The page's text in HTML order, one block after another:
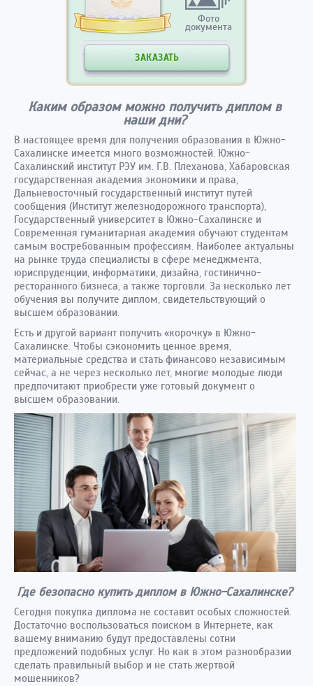
Фото
документа
ЗАКАЗАТЬ
Каким образом можно получить диплом в
наши дни?
В настоящее время для получения образования в Южно-
Сахалинске имеется много возможностей. Южно-
Сахалинский институт РЭУ им. Г.В. Плеханова, Хабаровская
государственная академия экономики и права,
Дальневосточный государственный институт путей
сообщения (Институт железнодорожного транспорта),
Государственный университет в Южно-Сахалинске и
Современная гуманитарная академия обучают студентам
самым востребованным профессиям. Наиболее актуальны
на рынке труда специалисты в сфере менеджмента,
юриспруденции, информатики, дизайна, гостинично-
ресторанного бизнеса, а также торговли. За несколько лет
обучения вы получите диплом, свидетельствующий о
высшем образовании.
Есть и другой вариант получить «корочку» в Южно-
Сахалинске. Чтобы сэкономить ценное время,
материальные средства и стать финансово независимым
сейчас, а не через несколько лет, многие молодые люди
предпочитают приобрести уже готовый документ о
высшем образовании.
Где безопасно купить диплом в Южно-Сахалинске?
Сегодня покупка диплома не составит особых сложностей.
Достаточно воспользоваться поиском в Интернете, как
вашему вниманию будут предоставлены сотни
предложений подобных услуг. Но как в этом разнообразии
сделать правильный выбор и не стать жертвой
мошенников?